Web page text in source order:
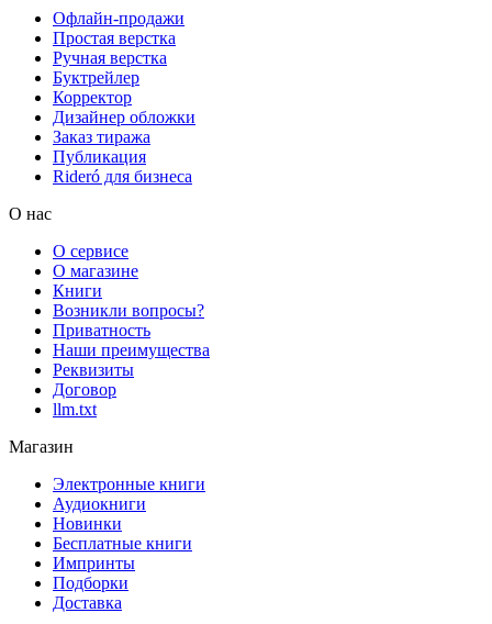
Офлайн-продажи
Простая верстка
Ручная верстка
Буктрейлер
Корректор
Дизайнер обложки
Заказ тиража
Публикация
Rideró для бизнеса
О нас
О сервисе
О магазине
Книги
Возникли вопросы?
Приватность
Наши преимущества
Реквизиты
Договор
llm.txt
Магазин
Электронные книги
Аудиокниги
Новинки
Бесплатные книги
Импринты
Подборки
Доставка